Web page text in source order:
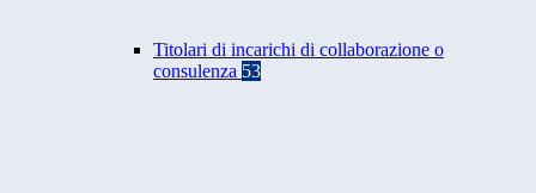
Titolari di incarichi di collaborazione o
consulenza 53